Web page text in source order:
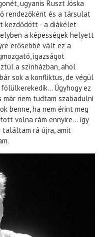
ugyanis Ruszt Jóska
rendezőként és a társulat
kezdődött - a diákélet
a képességek helyett
erősebbé vált ez a
igazságot
a színházban, ahol
sok a konfliktus, de végül
Úgyhogy ez
nem tudtam szabadulni
benne, ha nem érint meg
volna rám ennyire… így
találtam rá újra, amit